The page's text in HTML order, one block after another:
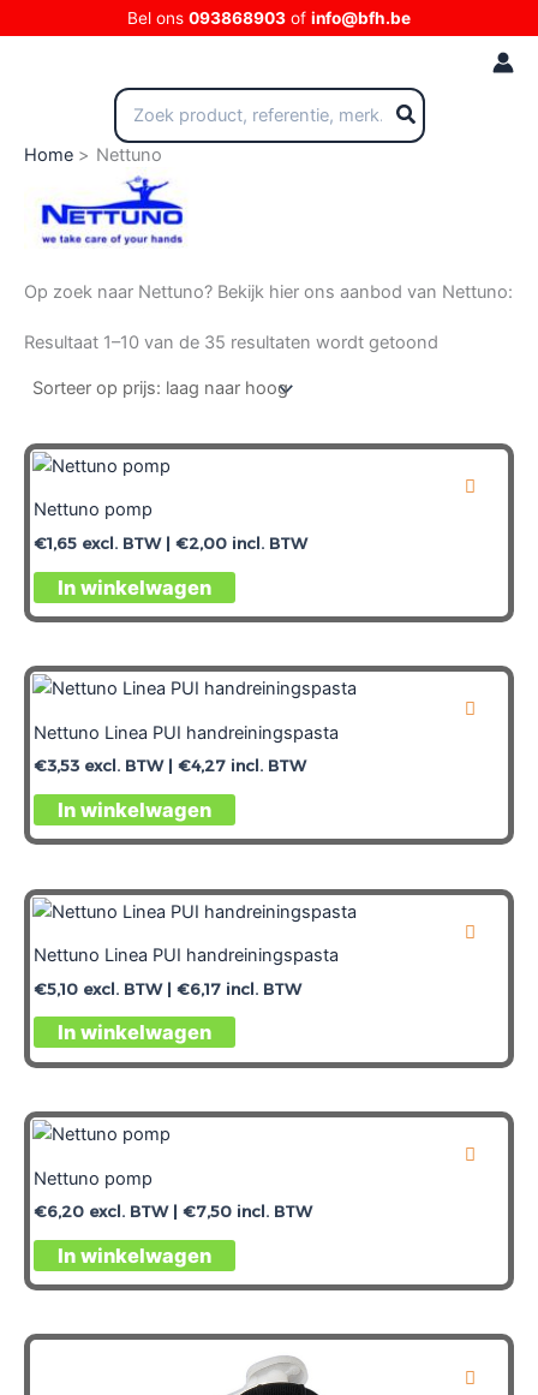
naar
Bel ons 093868903 of info@bfh.be
Zoeken
naar:
Home
Nettuno
Op zoek naar Nettuno? Bekijk hier ons aanbod van Nettuno:
Resultaat 1–10 van de 35 resultaten wordt getoond
Nettuno pomp
€1,65 excl. BTW | €2,00 incl. BTW
In winkelwagen
Nettuno Linea PUI handreiningspasta
€3,53 excl. BTW | €4,27 incl. BTW
In winkelwagen
Nettuno Linea PUI handreiningspasta
€5,10 excl. BTW | €6,17 incl. BTW
In winkelwagen
Nettuno pomp
€6,20 excl. BTW | €7,50 incl. BTW
In winkelwagen